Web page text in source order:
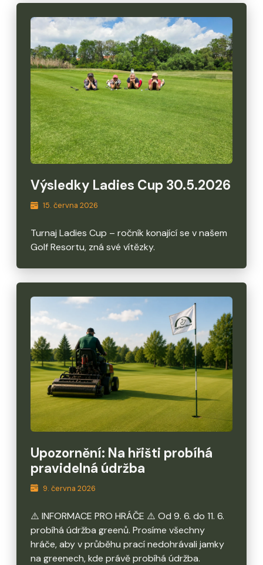
Výsledky Ladies Cup 30.5.2026
15. června 2026
Turnaj Ladies Cup – ročník konající se v našem
Golf Resortu, zná své vítězky.
Upozornění: Na hřišti probíhá
pravidelná údržba
9. června 2026
⚠️ INFORMACE PRO HRÁČE ⚠️ Od 9. 6. do 11. 6.
probíhá údržba greenů. Prosíme všechny
hráče, aby v průběhu prací nedohrávali jamky
na greenech, kde právě probíhá údržba.